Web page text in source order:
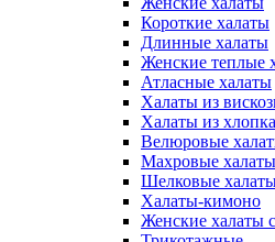
Короткие халаты
Длинные халаты
Женские теплые
Атласные халаты
Халаты из
Халаты из хлопка
Велюровые
Махровые халаты
Шелковые
Халаты-кимоно
Женские халаты